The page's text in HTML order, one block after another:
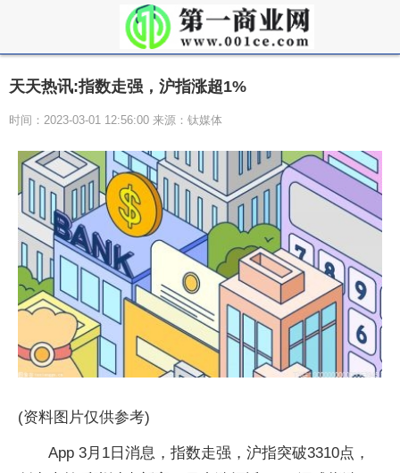
天天热讯:指数走强，沪指涨超1%
时间：2023-03-01 12:56:00 来源：钛媒体
(资料图片仅供参考)
App 3月1日消息，指数走强，沪指突破3310点，